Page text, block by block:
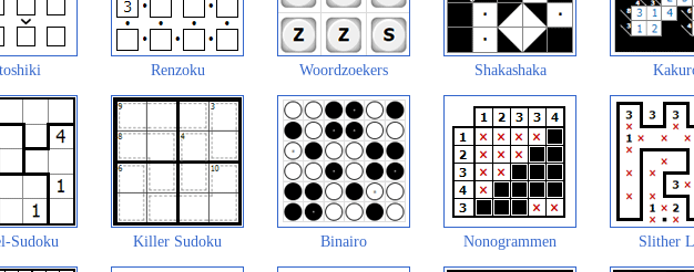
Renzoku Woordzoekers Shakashaka
Sudoku Killer Sudoku Binairo Nonogrammen Slither